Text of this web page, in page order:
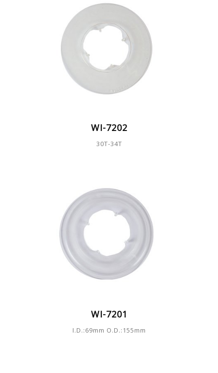
WI-7202
30T-34T
WI-7201
I.D.:69mm O.D.:155mm